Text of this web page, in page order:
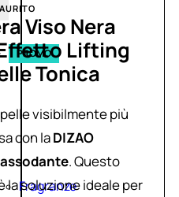
PROMO
Fragranze
Viso Nera
Lifting
Tonica
visibilmente più
con laDIZAO
. Questo
soluzione ideale per